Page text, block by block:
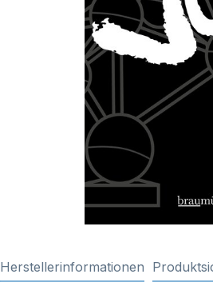
Herstellerinformationen